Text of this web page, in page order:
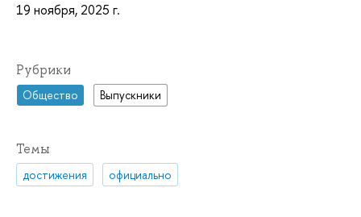
19 ноября, 2025 г.
Рубрики
Общество Выпускники
Темы
достижения официально